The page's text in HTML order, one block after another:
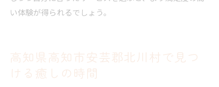
ポイント
管理法
健康維持に役立つリラクゼーションの効果
い体験が得られるでしょう。
高知県高知市安芸郡北川村で見つ
ける癒しの時間